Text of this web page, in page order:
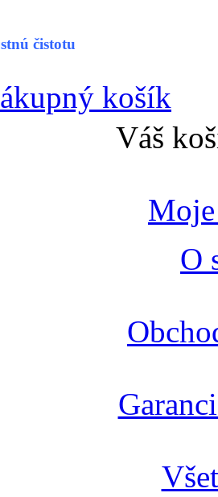
čistotu
košík
Váš
O